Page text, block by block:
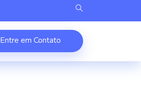
Entre em Contato